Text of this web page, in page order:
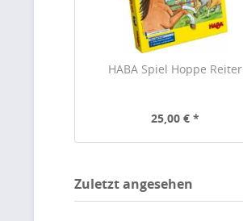
HABA Spiel Hoppe Reiter
25,00 € *
Zuletzt angesehen